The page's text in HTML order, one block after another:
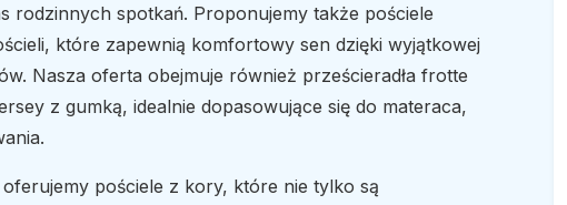
rodzinnych spotkań. Proponujemy także pościele
które zapewnią komfortowy sen dzięki wyjątkowej
Nasza oferta obejmuje również prześcieradła frotte
z gumką, idealnie dopasowujące się do materaca,
pościele z kory, które nie tylko są